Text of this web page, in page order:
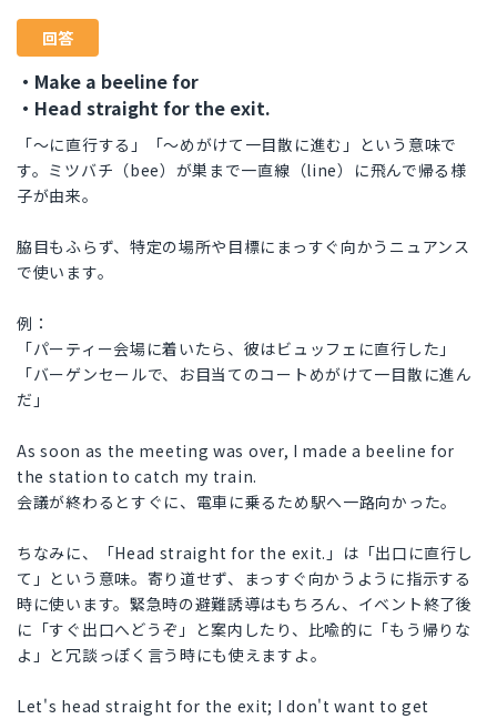
回答
・Make a beeline for
・Head straight for the exit.
「〜に直行する」「〜めがけて一目散に進む」という意味で
す。ミツバチ（bee）が巣まで一直線（line）に飛んで帰る様
子が由来。
脇目もふらず、特定の場所や目標にまっすぐ向かうニュアンス
で使います。
例：
「パーティー会場に着いたら、彼はビュッフェに直行した」
「バーゲンセールで、お目当てのコートめがけて一目散に進ん
だ」
As soon as the meeting was over, I made a beeline for
the station to catch my train.
会議が終わるとすぐに、電車に乗るため駅へ一路向かった。
ちなみに、「Head straight for the exit.」は「出口に直行し
て」という意味。寄り道せず、まっすぐ向かうように指示する
時に使います。緊急時の避難誘導はもちろん、イベント終了後
に「すぐ出口へどうぞ」と案内したり、比喩的に「もう帰りな
よ」と冗談っぽく言う時にも使えますよ。
Let's head straight for the exit; I don't want to get